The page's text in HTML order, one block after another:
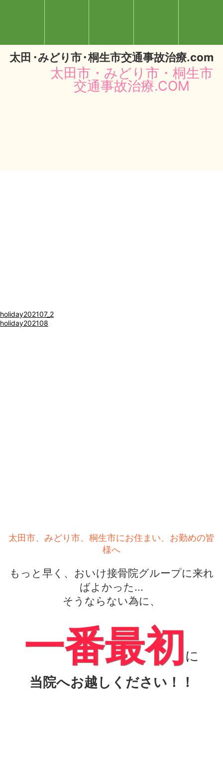
太田・みどり市・桐生市交通事故治療.com
太田市・みどり市・桐生市
交通事故治療.COM
holiday202107_2
holiday202108
太田市、みどり市、桐生市にお住まい、お勤めの皆
様へ
もっと早く、おいけ接骨院グループに来れ
ばよかった...
そうならない為に、
一番最初に
当院へお越しください！！